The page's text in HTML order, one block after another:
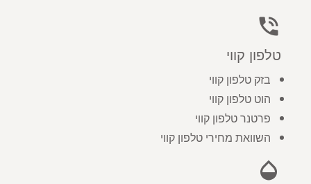
phone_in_talk
טלפון קווי
בזק טלפון קווי
הוט טלפון קווי
פרטנר טלפון קווי
השוואת מחירי טלפון קווי
opacity